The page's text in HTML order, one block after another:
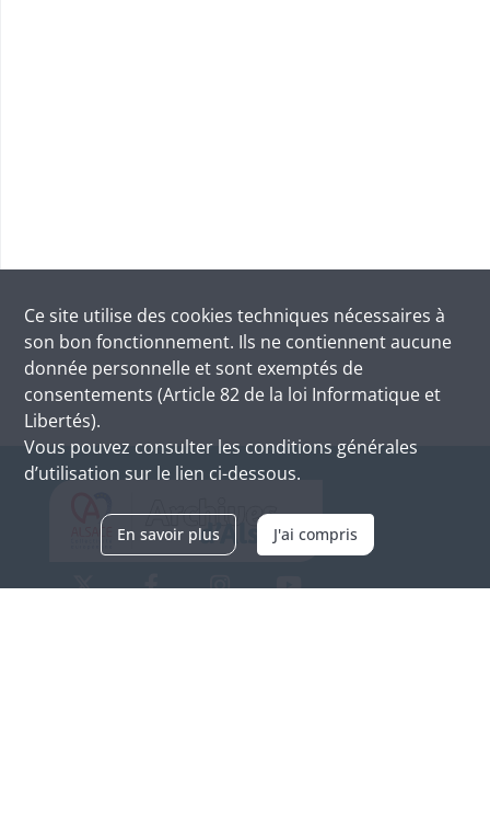
Ce site utilise des cookies techniques nécessaires à
son bon fonctionnement. Ils ne contiennent aucune
donnée personnelle et sont exemptés de
consentements (Article 82 de la loi Informatique et
Libertés).
Vous pouvez consulter les conditions générales
d’utilisation sur le lien ci-dessous.
En savoir plus J'ai compris